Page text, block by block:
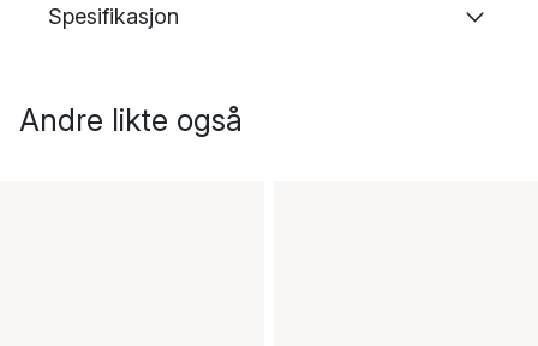
Spesifikasjon
Andre likte også